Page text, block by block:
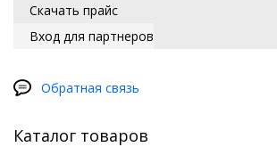
Скачать прайс
Вход для партнеров
Обратная связь
Каталог товаров